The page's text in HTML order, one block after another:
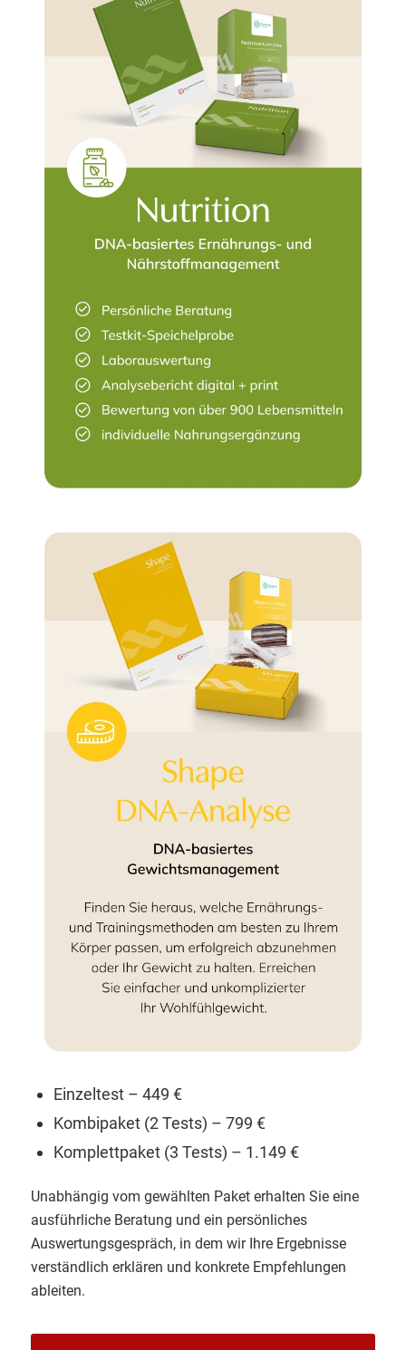
Einzeltest – 449 €
Kombipaket (2 Tests) – 799 €
Komplettpaket (3 Tests) – 1.149 €
Unabhängig vom gewählten Paket erhalten Sie eine
ausführliche Beratung und ein persönliches
Auswertungsgespräch, in dem wir Ihre Ergebnisse
verständlich erklären und konkrete Empfehlungen
ableiten.